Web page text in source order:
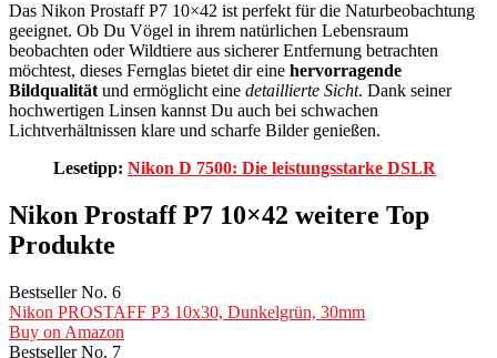
Das Nikon Prostaff P7 10×42 ist perfekt für die Naturbeobachtung
geeignet. Ob Du Vögel in ihrem natürlichen Lebensraum
beobachten oder Wildtiere aus sicherer Entfernung betrachten
möchtest, dieses Fernglas bietet dir eine hervorragende
Bildqualitätund ermöglicht eine detaillierte Sicht. Dank seiner
hochwertigen Linsen kannst Du auch bei schwachen
Lichtverhältnissen klare und scharfe Bilder genießen.
Lesetipp: Nikon D 7500: Die leistungsstarke DSLR
Nikon Prostaff P7 10×42 weitere Top
Produkte
Bestseller No. 6
Nikon PROSTAFF P3 10x30, Dunkelgrün, 30mm
Buy on Amazon
Bestseller No. 7